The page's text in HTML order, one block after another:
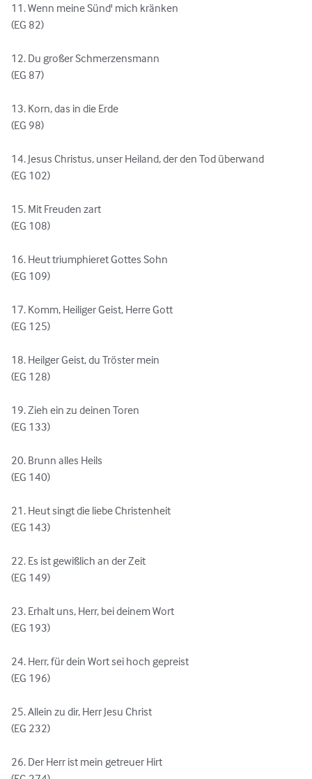
11. Wenn meine Sünd' mich kränken
(EG 82)
12. Du großer Schmerzensmann
(EG 87)
13. Korn, das in die Erde
(EG 98)
14. Jesus Christus, unser Heiland, der den Tod überwand
(EG 102)
15. Mit Freuden zart
(EG 108)
16. Heut triumphieret Gottes Sohn
(EG 109)
17. Komm, Heiliger Geist, Herre Gott
(EG 125)
18. Heilger Geist, du Tröster mein
(EG 128)
19. Zieh ein zu deinen Toren
(EG 133)
20. Brunn alles Heils
(EG 140)
21. Heut singt die liebe Christenheit
(EG 143)
22. Es ist gewißlich an der Zeit
(EG 149)
23. Erhalt uns, Herr, bei deinem Wort
(EG 193)
24. Herr, für dein Wort sei hoch gepreist
(EG 196)
25. Allein zu dir, Herr Jesu Christ
(EG 232)
26. Der Herr ist mein getreuer Hirt